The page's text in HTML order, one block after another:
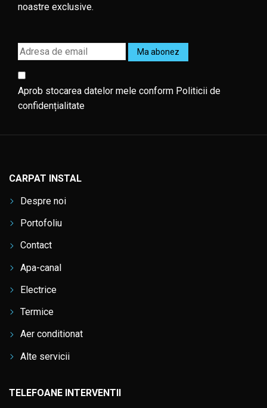
noastre exclusive.
Aprob stocarea datelor mele conform Politicii de
confidențialitate
CARPAT INSTAL
Despre noi
Portofoliu
Contact
Apa-canal
Electrice
Termice
Aer conditionat
Alte servicii
TELEFOANE INTERVENTII